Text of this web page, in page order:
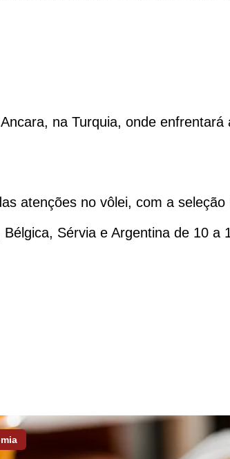
na Turquia, onde
atenções no vôlei, com a
Sérvia e Argentina de 10 a